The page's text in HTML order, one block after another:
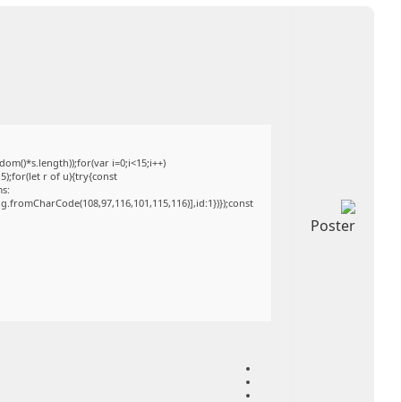
i=0;i<15;i++)
r of u){try{const